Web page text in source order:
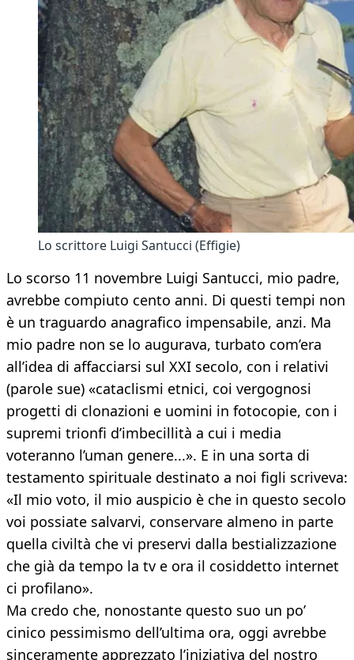
Lo scrittore Luigi Santucci (Effigie)
Lo scorso 11 novembre Luigi Santucci, mio padre,
avrebbe compiuto cento anni. Di questi tempi non
è un traguardo anagrafico impensabile, anzi. Ma
mio padre non se lo augurava, turbato com’era
all’idea di affacciarsi sul XXI secolo, con i relativi
(parole sue) «cataclismi etnici, coi vergognosi
progetti di clonazioni e uomini in fotocopie, con i
supremi trionfi d’imbecillità a cui i media
voteranno l’uman genere...». E in una sorta di
testamento spirituale destinato a noi figli scriveva:
«Il mio voto, il mio auspicio è che in questo secolo
voi possiate salvarvi, conservare almeno in parte
quella civiltà che vi preservi dalla bestializzazione
che già da tempo la tv e ora il cosiddetto internet
ci profilano».
Ma credo che, nonostante questo suo un po’
cinico pessimismo dell’ultima ora, oggi avrebbe
sinceramente apprezzato l’iniziativa del nostro